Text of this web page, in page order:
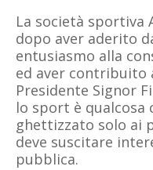
La società sportiva
dopo aver aderito
entusiasmo alla
ed aver contribuito
Presidente Signor
lo sport è qualcosa
ghettizzato solo ai
deve suscitare
pubblica.